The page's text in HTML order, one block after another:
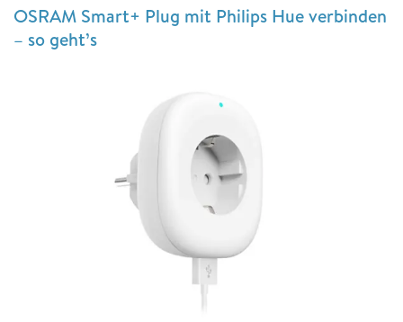
OSRAM Smart+ Plug mit Philips Hue verbinden
– so geht’s